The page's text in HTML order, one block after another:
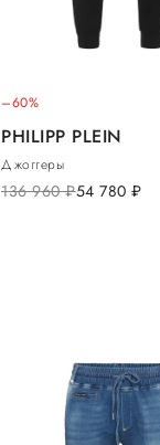
–60%
PHILIPP PLEIN
Джоггеры
136 960руб.54 780 руб.